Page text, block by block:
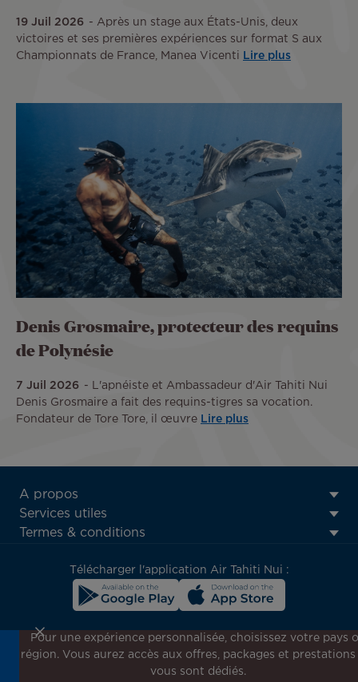
19 Juil 2026
Après un stage aux États-Unis, deux
victoires et ses premières expériences sur format S aux
Championnats de France, Manea Vicenti
Lire plus
Denis Grosmaire, protecteur des requins
de Polynésie
7 Juil 2026
L'apnéiste et Ambassadeur d'Air Tahiti Nui
Denis Grosmaire a fait des requins-tigres sa vocation.
Fondateur de Tore Tore, il œuvre Lire plus
ATN:
Footer
menu
A propos
Services utiles
Termes & conditions
Télécharger l'application Air Tahiti Nui :
Inscrivez-vous à notre newsletter !
Recevez en avant-première toutes nos offres spéciales et
Pour une expérience personnalisée, choisissez votre pays
région. Vous aurez accès aux offres, packages et prestations
vous sont dédiés.